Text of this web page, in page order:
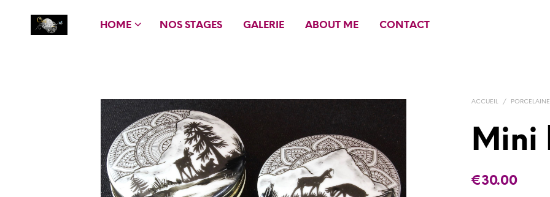
HOME NOS STAGES GALERIE ABOUT ME CONTACT
ACCUEIL / PORCELAINE
Mini
€30.00